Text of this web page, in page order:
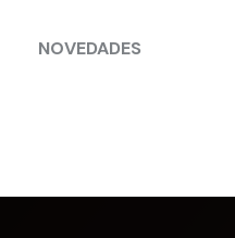
NOVEDADES